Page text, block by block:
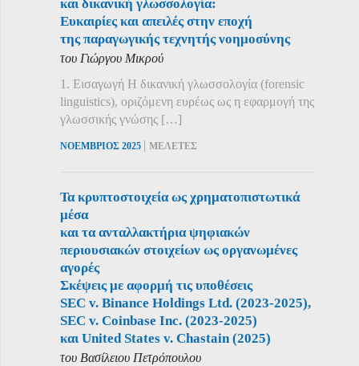
και δικανική γλωσσολογία:
Ευκαιρίες και απειλές στην εποχή
της παραγωγικής τεχνητής νοημοσύνης
του Γιώργου Μικρού
1. Εισαγωγή Η δικανική γλωσσολογία (forensic
linguistics), οριζόμενη ευρέως ως η εφαρμογή της
γλωσσικής γνώσης […]
ΝΟΕΜΒΡΙΟΣ 2025 | ΜΕΛΕΤΕΣ
Τα κρυπτοστοιχεία ως χρηματοπιστωτικά
μέσα
και τα ανταλλακτήρια ψηφιακών
περιουσιακών στοιχείων ως οργανωμένες
αγορές
Σκέψεις με αφορμή τις υποθέσεις
SEC v. Binance Holdings Ltd. (2023-2025),
SEC v. Coinbase Inc. (2023-2025)
και United States v. Chastain (2025)
του Βασίλειου Πετρόπουλου